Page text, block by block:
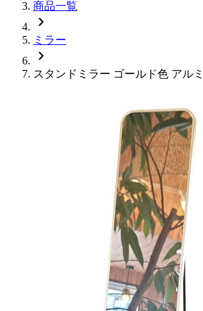
商品一覧
chevron_right
ミラー
chevron_right
スタンドミラー ゴールド色 アル